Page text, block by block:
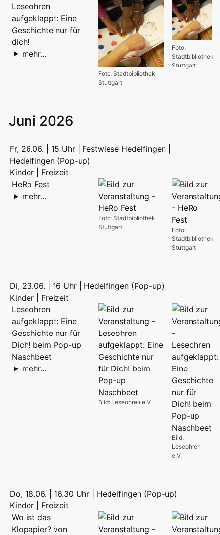
Foto:
Stadtbibliothek
Stuttgart
Foto: Stadtbibliothek
Stuttgart
Leseohren
aufgeklappt: Eine
Geschichte nur für
dich!
mehr...
Juni 2026
Fr, 26.06. | 15 Uhr | Festwiese Hedelfingen |
Hedelfingen (Pop-up)
Kinder | Freizeit
Foto:
Stadtbibliothek
Stuttgart
Foto: Stadtbibliothek
Stuttgart
HeRo Fest
mehr...
Di, 23.06. | 16 Uhr | Hedelfingen (Pop-up)
Kinder | Freizeit
Bild:
Leseohren
e.V.
Bild: Leseohren e.V.
Leseohren
aufgeklappt: Eine
Geschichte nur für
Dich! beim Pop-up
Naschbeet
mehr...
Do, 18.06. | 16.30 Uhr | Hedelfingen (Pop-up)
Kinder | Freizeit
Wo ist das
Klopapier? von